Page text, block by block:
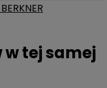
tej samej